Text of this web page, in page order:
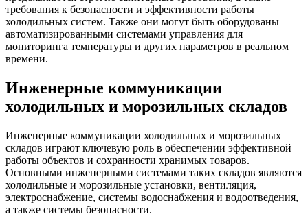
требования к безопасности и эффективности работы
холодильных систем. Также они могут быть оборудованы
автоматизированными системами управления для
мониторинга температуры и других параметров в реальном
времени.
Инженерные коммуникации
холодильных и морозильных складов
Инженерные коммуникации холодильных и морозильных
складов играют ключевую роль в обеспечении эффективной
работы объектов и сохранности хранимых товаров.
Основными инженерными системами таких складов являются
холодильные и морозильные установки, вентиляция,
электроснабжение, системы водоснабжения и водоотведения,
а также системы безопасности.